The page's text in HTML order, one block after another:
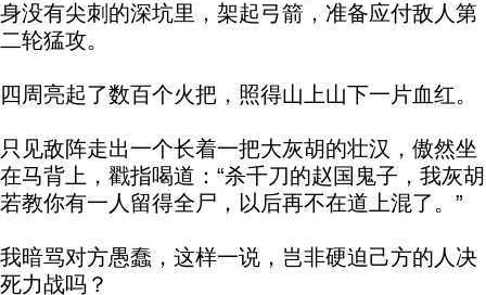
身没有尖刺的深坑里，架起弓箭，准备应付敌人第
二轮猛攻。
四周亮起了数百个火把，照得山上山下一片血红。
只见敌阵走出一个长着一把大灰胡的壮汉，傲然坐
在马背上，戳指喝道：“杀千刀的赵国鬼子，我灰胡
若教你有一人留得全尸，以后再不在道上混了。”
我暗骂对方愚蠢，这样一说，岂非硬迫己方的人决
死力战吗？